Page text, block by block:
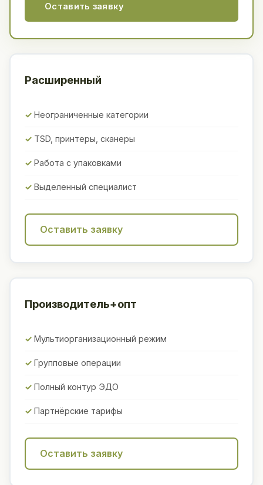
Оставить заявку
Расширенный
Неограниченные категории
TSD, принтеры, сканеры
Работа с упаковками
Выделенный специалист
Оставить заявку
Производитель+опт
Мультиорганизационный режим
Групповые операции
Полный контур ЭДО
Партнёрские тарифы
Оставить заявку